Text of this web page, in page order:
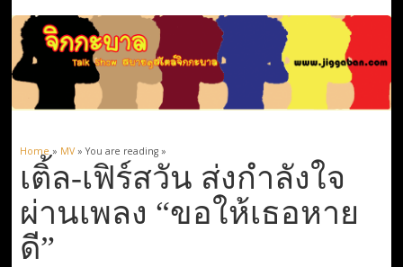
Home » MV» You are reading »
เติ้ล-เฟิร์สวัน ส่งกำลังใจ
ผ่านเพลง “ขอให้เธอหาย
ดี”